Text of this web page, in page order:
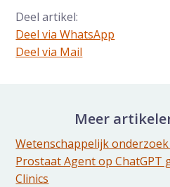
Deel artikel:
Deel via WhatsApp
Deel dit via Whatsapp
Deel via Mail
Meer
Wetenschappelijk
Prostaat Agent op ChatGPT
Clinics